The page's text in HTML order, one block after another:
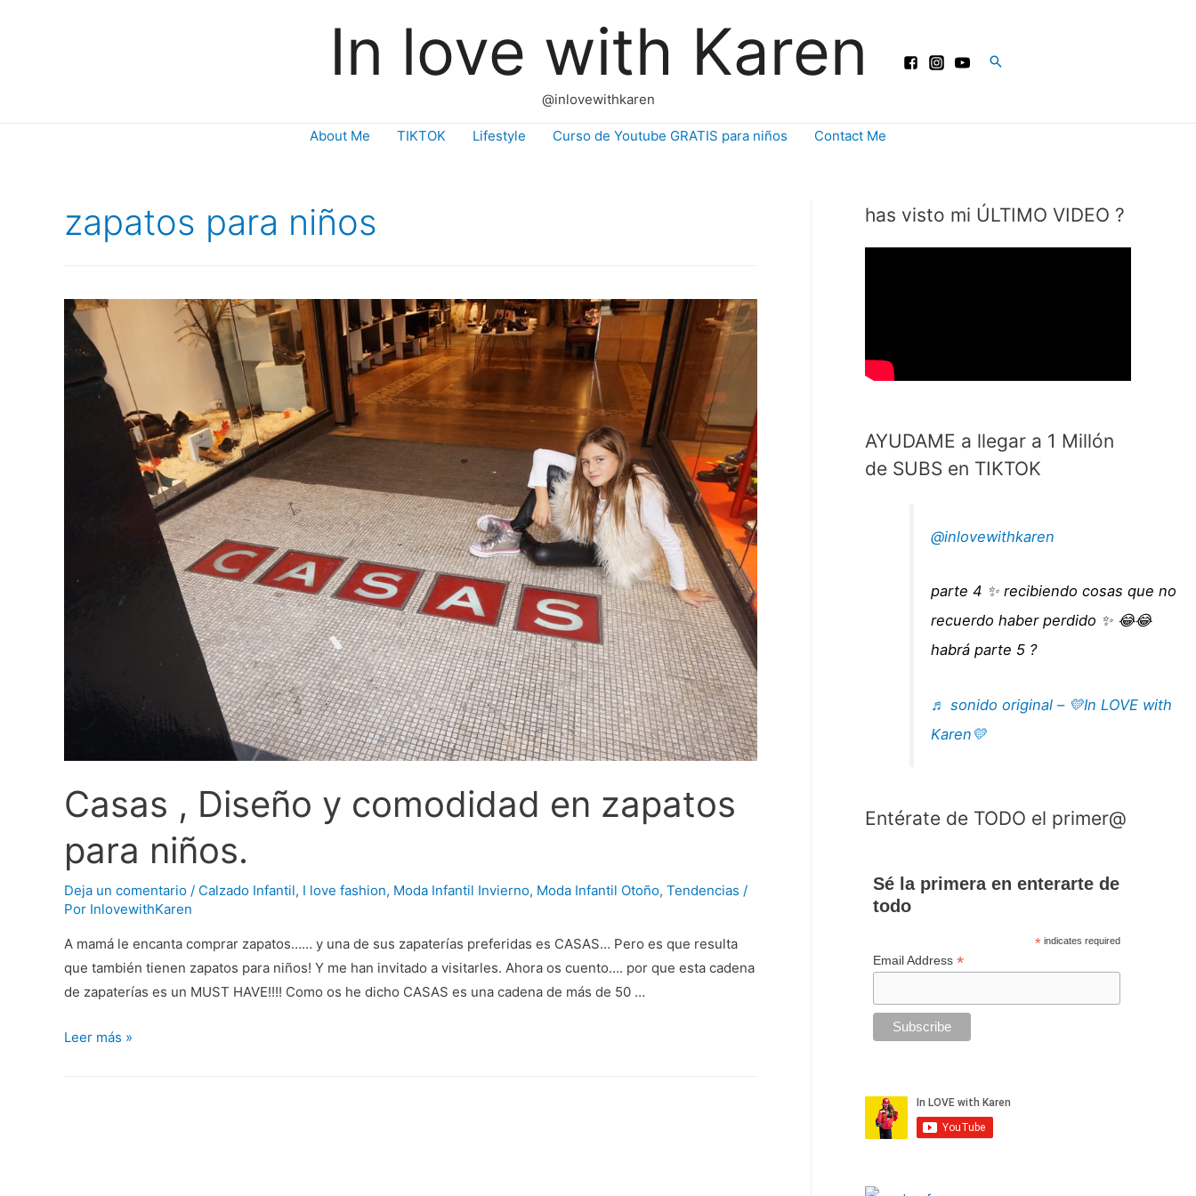
In love with Karen
@inlovewithkaren
Buscar
About Me TIKTOK Lifestyle Curso de Youtube GRATIS para niños Contact Me
zapatos para niños
Casas , Diseño y comodidad en zapatos
para niños.
Deja un comentario / Calzado Infantil, I love fashion, Moda Infantil Invierno, Moda Infantil Otoño, Tendencias /
Por InlovewithKaren
A mamá le encanta comprar zapatos…… y una de sus zapaterías preferidas es CASAS… Pero es que resulta
que también tienen zapatos para niños! Y me han invitado a visitarles. Ahora os cuento…. por que esta cadena
de zapaterías es un MUST HAVE!!!! Como os he dicho CASAS es una cadena de más de 50 …
Casas
Leer más »
has visto mi ÚLTIMO VIDEO ?
AYUDAME a llegar a 1 Millón
de SUBS en TIKTOK
@inlovewithkaren
parte 4 ✨ recibiendo cosas que no
recuerdo haber perdido ✨ 😂😂
habrá parte 5 ?
♬ sonido original – 💛In LOVE with
Karen💛
Entérate de TODO el primer@
Sé la primera en enterarte de
todo
* indicates required
Email Address *